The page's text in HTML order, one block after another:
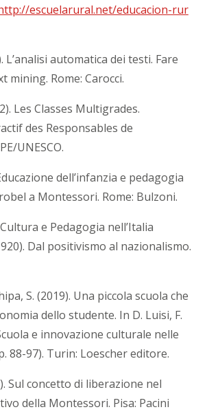
escuelarural.net/educacion-rur
L’analisi automatica dei testi. Fare
mining. Rome: Carocci.
Les Classes Multigrades.
des Responsables de
UNESCO.
dell’infanzia e pedagogia
a Montessori. Rome: Bulzoni.
e Pedagogia nell’Italia
Dal positivismo al nazionalismo.
S. (2019). Una piccola scuola che
dello studente. In D. Luisi, F.
e innovazione culturale nelle
88-97). Turin: Loescher editore.
Sul concetto di liberazione nel
della Montessori. Pisa: Pacini